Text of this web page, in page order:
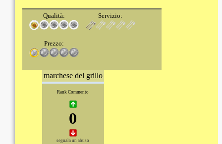
Qualità: Servizio:
Prezzo:
marchese del grillo
Rank Commento
0
segnala un abuso